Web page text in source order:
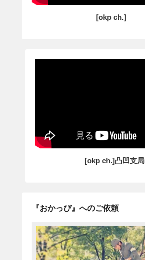
[okp ch.]
[okp ch.]凸凹支局
『おかっぴ』へのご依頼